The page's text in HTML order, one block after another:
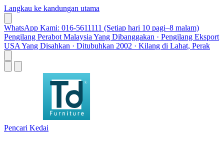
Langkau ke kandungan utama
WhatsApp Kami: 016-5611111 (Setiap hari 10 pagi–8 malam)
Pengilang Perabot Malaysia Yang Dibanggakan · Pengilang Eksport
USA Yang Disahkan · Ditubuhkan 2002 · Kilang di Lahat, Perak
Pencari Kedai